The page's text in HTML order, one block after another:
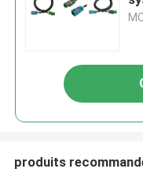
produits